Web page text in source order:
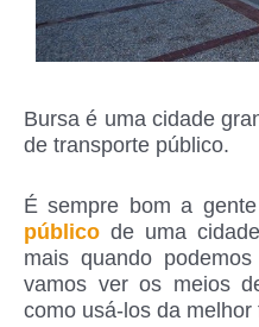
Bursa é uma cidade
de transporte público.
É sempre bom a
público de uma
mais quando
vamos ver os meios
como usá-los da melhor